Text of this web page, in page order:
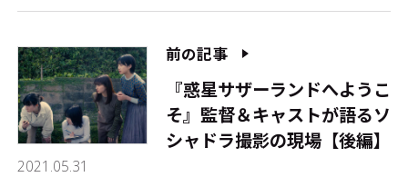
2021.05.31
前の記事
『惑星サザーランドへようこ
そ』監督＆キャストが語るソ
シャドラ撮影の現場【後編】